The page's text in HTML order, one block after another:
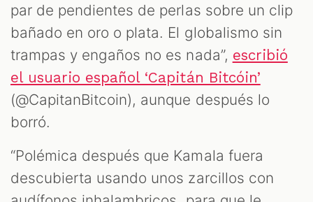
par de pendientes de perlas sobre un clip
bañado en oro o plata. El globalismo sin
trampas y engaños no es nada”, escribió
el usuario español ‘Capitán Bitcóin’
(@CapitanBitcoin), aunque después lo
borró.
“Polémica después que Kamala fuera
descubierta usando unos zarcillos con